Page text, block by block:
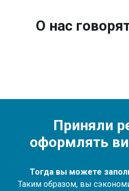
О нас
Приняли
оформлять
Тогда вы можете
Таким образом, вы